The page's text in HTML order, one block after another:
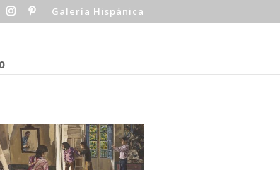
Galería Hispánica